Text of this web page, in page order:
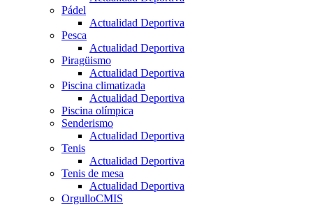
Pádel
Actualidad Deportiva
Pesca
Actualidad Deportiva
Piragüismo
Actualidad Deportiva
Piscina climatizada
Actualidad Deportiva
Piscina olímpica
Senderismo
Actualidad Deportiva
Tenis
Actualidad Deportiva
Tenis de mesa
Actualidad Deportiva
OrgulloCMIS